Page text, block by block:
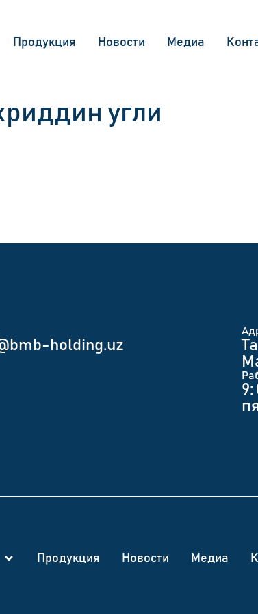
Продукция Новости Медиа
угли
holding.uz​
9:
Продукция Новости Медиа